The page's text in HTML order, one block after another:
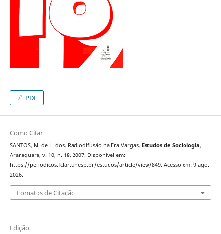
PDF
Como Citar
SANTOS, M. de L. dos. Radiodifusão na Era Vargas. Estudos de Sociologia,
Araraquara, v. 10, n. 18, 2007. Disponível em:
https://periodicos.fclar.unesp.br/estudos/article/view/849. Acesso em: 9 ago.
2026.
Fomatos de Citação
Edição